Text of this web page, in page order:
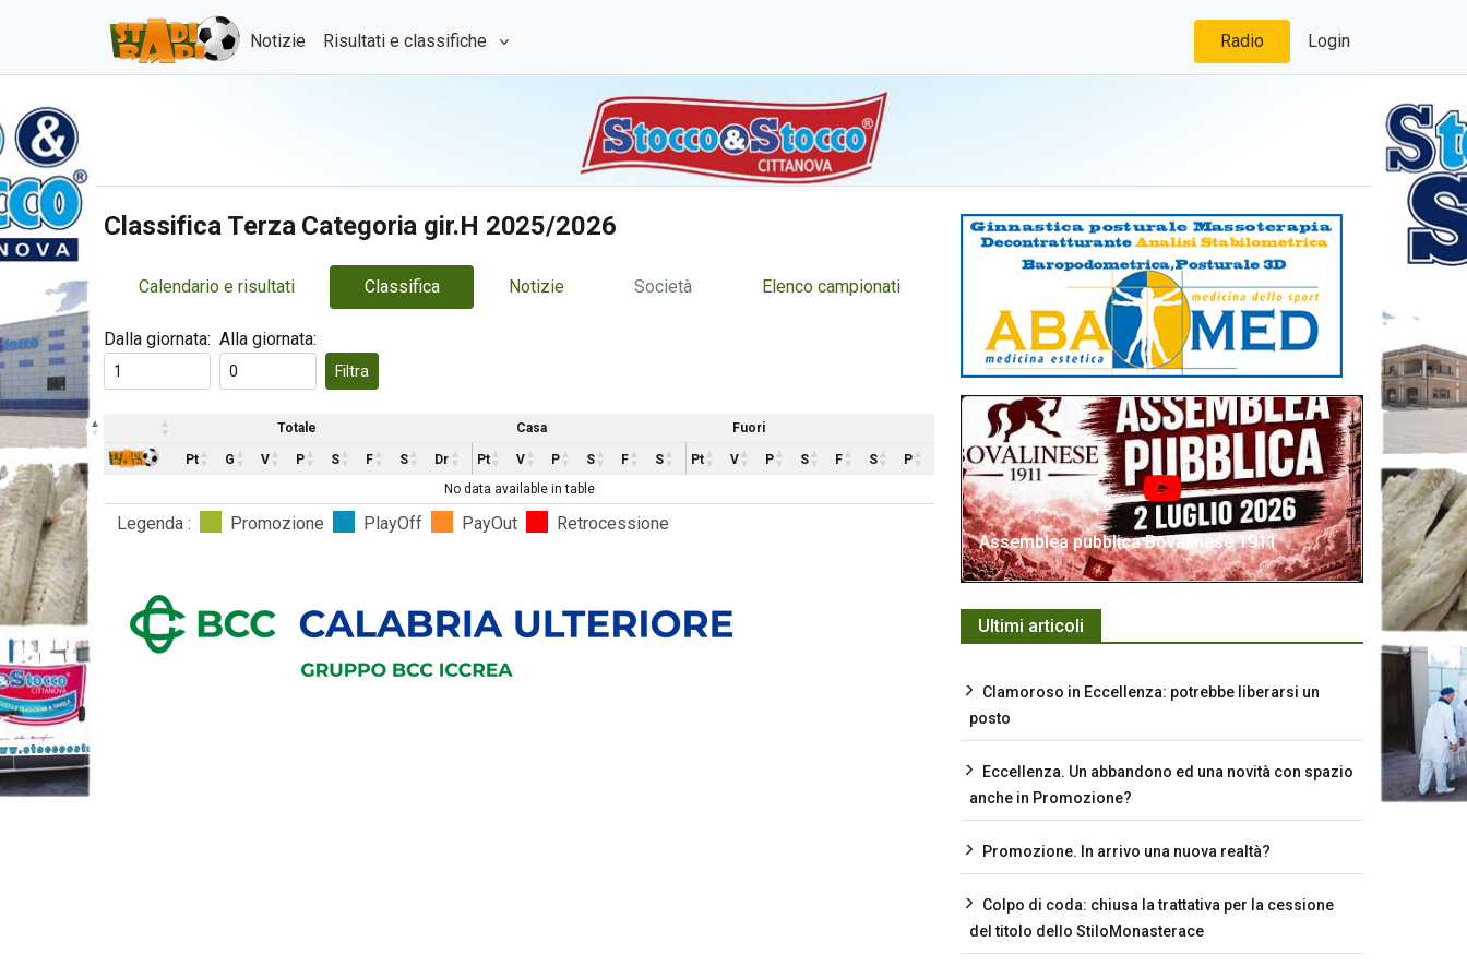
Notizie Risultati e classifiche Radio Login
Classifica Terza Categoria gir.H 2025/2026
Calendario e risultati Classifica Notizie Società Elenco campionati
Dalla giornata: Alla giornata:
Filtra
Totale Casa Fuori
Pt G V P S F S Dr Pt V P S F S Pt V P S F S
P
No data available in table
Legenda : Promozione PlayOff PayOut
Retrocessione
Assemblea pubblica Bovalinese 1911
Ultimi articoli
Clamoroso in Eccellenza: potrebbe liberarsi un
posto
Eccellenza. Un abbandono ed una novità con spazio
anche in Promozione?
Promozione. In arrivo una nuova realtà?
Colpo di coda: chiusa la trattativa per la cessione
del titolo dello StiloMonasterace